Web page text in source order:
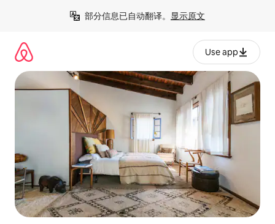
部分信息已自动翻译。 显示原文
Use app